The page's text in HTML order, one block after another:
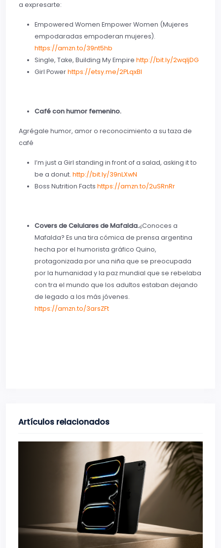
a expresarte:
Empowered Women Empower Women (Mujeres
empodaradas empoderan mujeres).
https://amzn.to/39nt5hb
Single, Take, Building My Empire http://bit.ly/2wqIjDG
Girl Powerhttps://etsy.me/2PLqxBI
Café con humor femenino.
Agrégale humor, amor o reconocimiento a su taza de
café
I’m just a Girl standing in front of a salad, asking it to
be a donut. http://bit.ly/39nLXwN
Boss Nutrition Facts https://amzn.to/2uSRnRr
Covers de Celulares de Mafalda.¿Conoces a
Mafalda? Es una tira cómica de prensa argentina
hecha por el humorista gráfico Quino,
protagonizada por una niña que se preocupada
por la humanidad y la paz mundial que se rebelaba
con tra el mundo que los adultos estaban dejando
de legado a los más jóvenes.
https://amzn.to/3arsZFt
Artículos relacionados